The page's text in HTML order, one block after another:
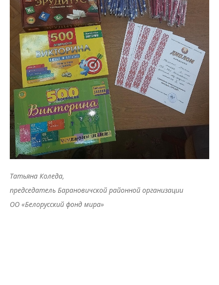
Татьяна Коледа,
председатель Барановичской районной организации
ОО «Белорусский фонд мира»